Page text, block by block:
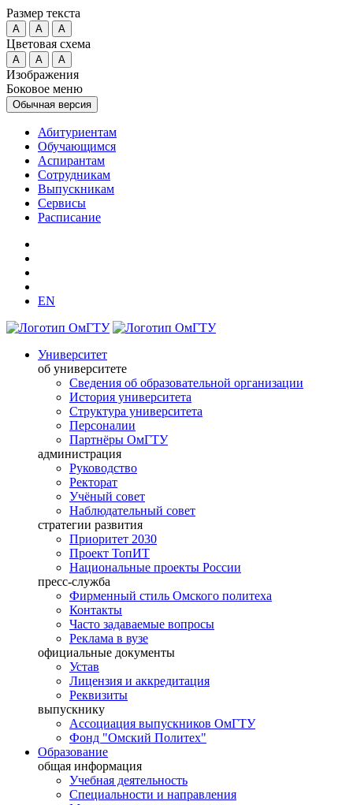
Размер текста
A A A
Цветовая схема
A A A
Изображения
Боковое меню
Обычная версия
Абитуриентам
Обучающимся
Аспирантам
Сотрудникам
Выпускникам
Сервисы
Расписание
EN
Университет
об университете
Сведения об образовательной организации
История университета
Структура университета
Персоналии
Партнёры ОмГТУ
администрация
Руководство
Ректорат
Учёный совет
Наблюдательный совет
стратегии развития
Приоритет 2030
Проект ТопИТ
Национальные проекты России
пресс-служба
Фирменный стиль Омского политеха
Контакты
Часто задаваемые вопросы
Реклама в вузе
официальные документы
Устав
Лицензия и аккредитация
Реквизиты
выпускнику
Ассоциация выпускников ОмГТУ
Фонд "Омский Политех"
Образование
общая информация
Учебная деятельность
Специальности и направления